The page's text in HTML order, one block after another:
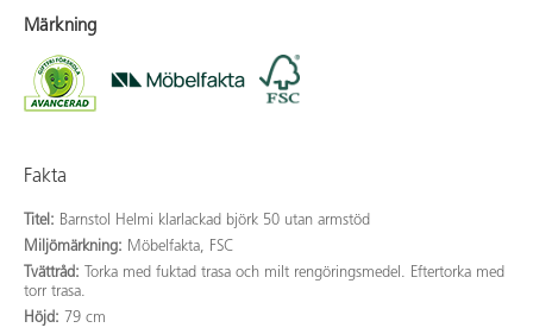
Märkning
Fakta
Titel: Barnstol Helmi klarlackad björk 50 utan armstöd
Miljömärkning: Möbelfakta, FSC
Tvättråd:
Torka med fuktad trasa och milt rengöringsmedel. Eftertorka med
torr trasa.
Höjd: 79 cm